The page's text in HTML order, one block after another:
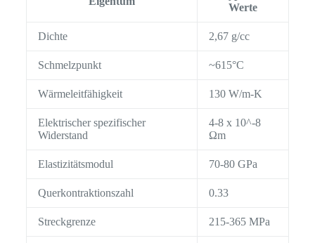
Werte
Dichte 2,67 g/cc
Schmelzpunkt ~615°C
Wärmeleitfähigkeit 130 W/m-K
Elektrischer spezifischer
Widerstand
4-8 x 10^-8
Ωm
Elastizitätsmodul 70-80 GPa
Querkontraktionszahl 0.33
Streckgrenze 215-365 MPa